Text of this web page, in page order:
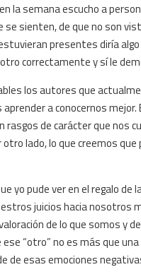
la semana escucho a
se sienten, de que no son
presentes diría
correctamente y sí le
los autores que
a conocernos
rasgos de carácter que nos
lado, lo que creemos
yo pude ver en el regalo
juicios hacia nosotros
de lo que somos y
“otro” no es más que
de esas emociones